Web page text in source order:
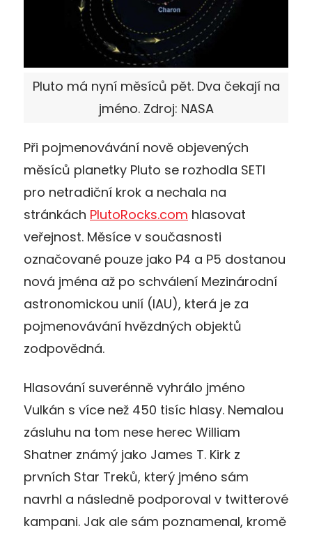
Pluto má nyní měsíců pět. Dva čekají na
jméno. Zdroj: NASA
Při pojmenovávání nově objevených
měsíců planetky Pluto se rozhodla SETI
pro netradiční krok a nechala na
stránkách PlutoRocks.com hlasovat
veřejnost. Měsíce v současnosti
označované pouze jako P4 a P5 dostanou
nová jména až po schválení Mezinárodní
astronomickou unií (IAU), která je za
pojmenovávání hvězdných objektů
zodpovědná.
Hlasování suverénně vyhrálo jméno
Vulkán s více než 450 tisíc hlasy. Nemalou
zásluhu na tom nese herec William
Shatner známý jako James T. Kirk z
prvních Star Treků, který jméno sám
navrhl a následně podporoval v twitterové
kampani. Jak ale sám poznamenal, kromě